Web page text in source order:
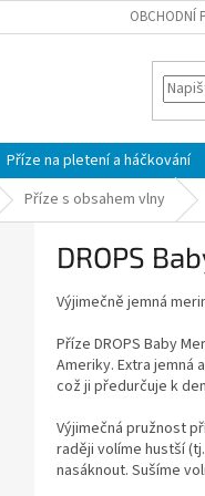
OBCHODNÍ
Příze na pletení a háčkování
Příze s obsahem vlny
DROPS
Výjimečně jemná
Příze DROPS Baby
Ameriky. Extra jemná
což ji předurčuje k
Výjimečná pružnost
raději volíme hustší
nasáknout. Sušíme